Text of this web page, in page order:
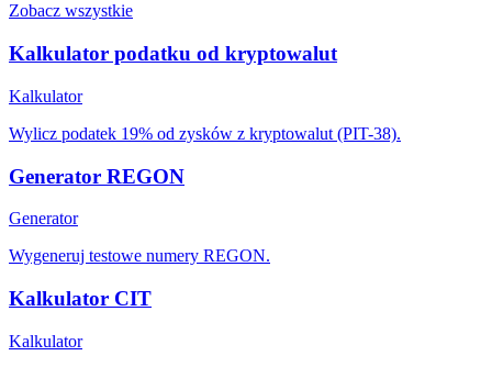
Zobacz wszystkie
Kalkulator podatku od kryptowalut
Kalkulator
Wylicz podatek 19% od zysków z kryptowalut (PIT-38).
Generator REGON
Generator
Wygeneruj testowe numery REGON.
Kalkulator CIT
Kalkulator